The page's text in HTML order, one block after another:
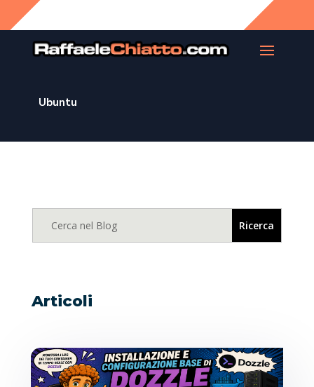
Ubuntu
Articoli